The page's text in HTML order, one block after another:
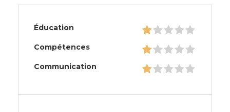
Éducation
Compétences
Communication